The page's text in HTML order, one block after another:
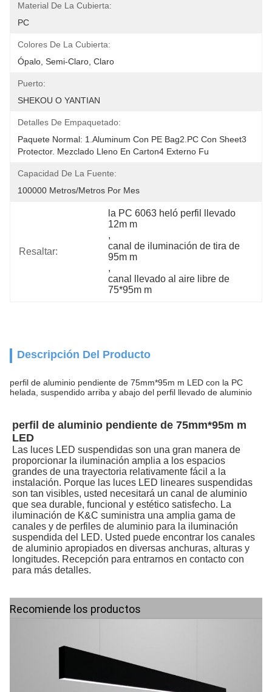
Material De La Cubierta:
PC
Colores De La Cubierta:
Ópalo, Semi-Claro, Claro
Puerto:
SHEKOU O YANTIAN
Detalles De Empaquetado:
Paquete Normal: 1.Aluminum Con PE Bag2.PC Con Sheet3
Protector. Mezclado Lleno En Carton4 Externo Fu
Capacidad De La Fuente:
100000 Metros/metros Por Mes
Resaltar:
la PC 6063 heló perfil llevado
12m m
,
canal de iluminación de tira de
95m m
,
canal llevado al aire libre de
75*95m m
Descripción Del Producto
perfil de aluminio pendiente de 75mm*95m m LED con la PC
helada, suspendido arriba y abajo del perfil llevado de aluminio
perfil de aluminio pendiente de 75mm*95m m
LED
Las luces LED suspendidas son una gran manera de
proporcionar la iluminación amplia a los espacios
grandes de una trayectoria relativamente fácil a la
instalación. Porque las luces LED lineares suspendidas
son tan visibles, usted necesitará un canal de aluminio
que sea durable, funcional y estético satisfecho. La
iluminación de K&C suministra una amplia gama de
canales y de perfiles de aluminio para la iluminación
suspendida del LED. Usted puede encontrar los canales
de aluminio apropiados en diversas anchuras, alturas y
longitudes. Recepción para entrarnos en contacto con
para más detalles.
Recomiende los productos